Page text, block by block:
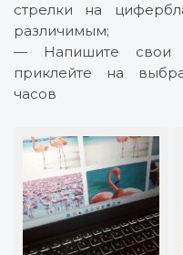
стрелки на
различимым;
— Напишите свои
приклейте на
часов